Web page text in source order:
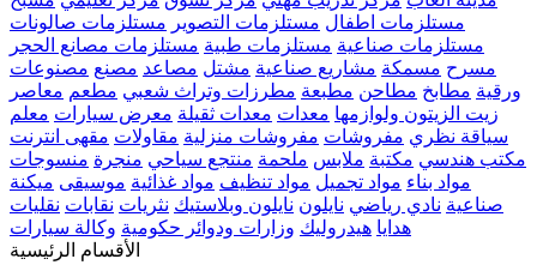
مستلزمات اطفال مستلزمات التصوير مستلزمات صالونات
مستلزمات صناعية مستلزمات طبية مستلزمات مصانع الحجر
مسرح مسمكة مشاريع صناعية مشتل مصاعد مصنع مصنوعات
ورقية مطابخ مطاحن مطبعة مطرزات وتراث شعبي مطعم معاصر
زيت الزيتون ولوازمها معدات معدات ثقيلة معرض سيارات معلم
سياقة نظري مفروشات مفروشات منزلية مقاولات مقهى انترنت
مكتب هندسي مكتبة ملابس ملحمة منتجع سياحي منجرة منسوجات
مواد بناء مواد تجميل مواد تنظيف مواد غذائية موسيقى ميكنة
صناعية نادي رياضي نايلون نايلون وبلاستيك نثريات نقابات نقليات
هدايا هيدروليك وزارات ودوائر حكومية وكالة سيارات
الأقسام الرئيسية